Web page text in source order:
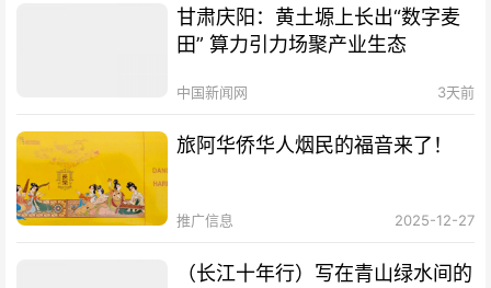
甘肃庆阳：黄土塬上长出“数字麦
田” 算力引力场聚产业生态
中国新闻网 3天前
旅阿华侨华人烟民的福音来了！
推广信息 2025-12-27
（长江十年行）写在青山绿水间的